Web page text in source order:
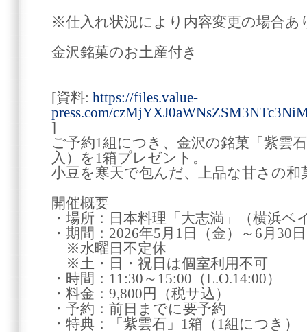
※仕入れ状況により内容変更の場合あ
金沢銘菓のお土産付き
[資料: https://files.value-
press.com/
]
ご予約1組につき、金沢の銘菓「紫雲
入）を1箱プレゼント。
小豆を寒天で包んだ、上品な甘さの和
開催概要
・場所：日本料理「大志満」（横浜ベ
・期間：2026年5月1日（金）～6月30
※水曜日不定休
※土・日・祝日は個室利用不可
・時間：11:30～15:00（L.O.14:00）
・料金：9,800円（税サ込）
・予約：前日までに要予約
・特典：「紫雲石」1箱（1組につき）